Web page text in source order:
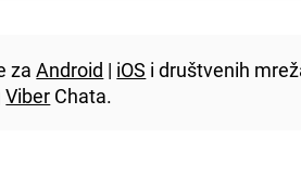
zaAndroid | iOS i društvenih
Viber Chata.